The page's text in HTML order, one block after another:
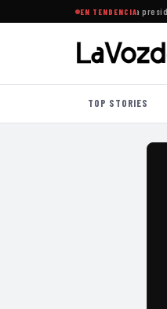
EN TENDENCIA
confirmó su precandidatura
TOP STORIES